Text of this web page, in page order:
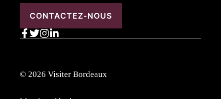
CONTACTEZ-NOUS
© 2026 Visiter Bordeaux